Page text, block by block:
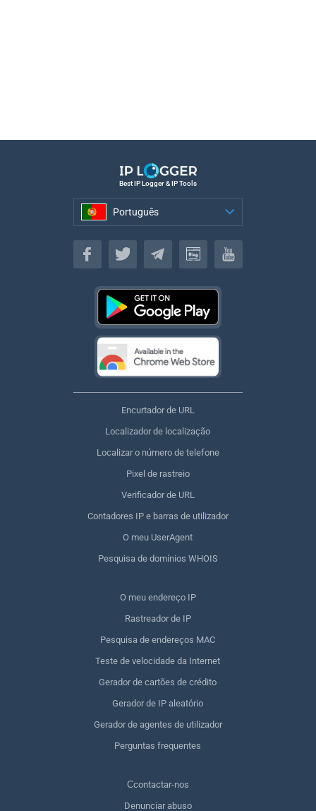
Best IP Logger & IP Tools
Português
Português
Encurtador de URL
Localizador de localização
Localizar o número de telefone
Pixel de rastreio
Verificador de URL
Contadores IP e barras de utilizador
O meu UserAgent
Pesquisa de domínios WHOIS
O meu endereço IP
Rastreador de IP
Pesquisa de endereços MAC
Teste de velocidade da Internet
Gerador de cartões de crédito
Gerador de IP aleatório
Gerador de agentes de utilizador
Perguntas frequentes
Сcontactar-nos
Denunciar abuso